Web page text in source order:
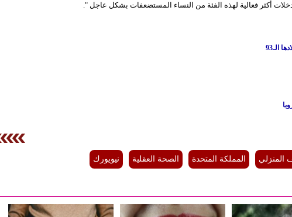
أكثر فعالية لهذه الفئة من النساء المستضعفات بشكل عاجل ".
الـ93
المنزلي المملكة المتحدة الصحة العقلية نيويورك